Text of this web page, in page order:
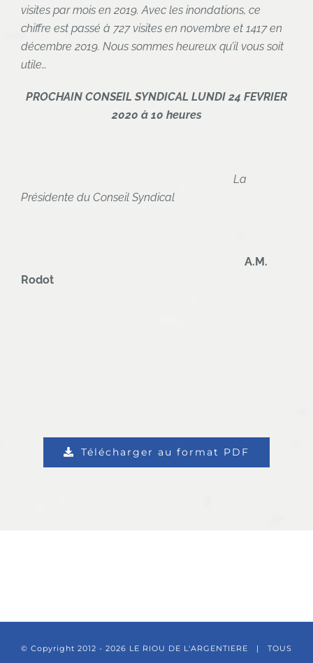
visites par mois en 2019. Avec les inondations, ce
chiffre est passé à 727 visites en novembre et 1417 en
décembre 2019. Nous sommes heureux qu’il vous soit
utile…
PROCHAIN CONSEIL SYNDICAL LUNDI 24 FEVRIER
2020 à 10 heures
La
Présidente du Conseil Syndical
A.M.
Rodot
Télécharger au format PDF
© Copyright 2012 - 2026 LE RIOU DE L'ARGENTIERE | TOUS